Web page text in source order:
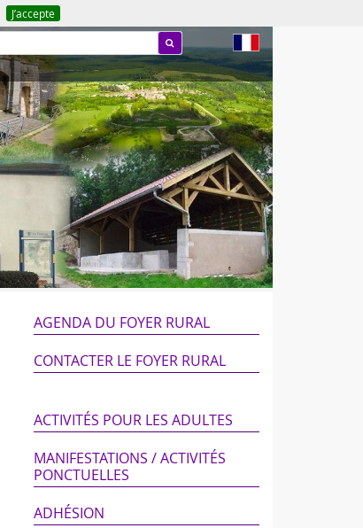
J’accepte
AGENDA DU FOYER RURAL
CONTACTER LE FOYER RURAL
ACTIVITÉS POUR LES ADULTES
MANIFESTATIONS / ACTIVITÉS
PONCTUELLES
ADHÉSION